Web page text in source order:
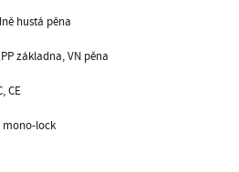
hustá pěna
základna, VN pěna
CE
mono-lock